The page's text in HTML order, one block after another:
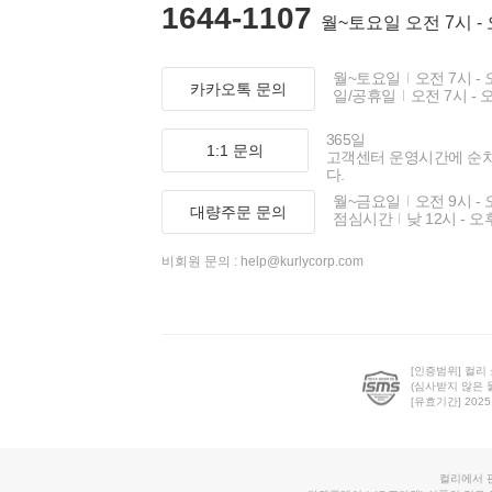
1644-1107 월~토요일 오전 7시 -
카카오톡 문의
월~토요일
오전 7시 -
일/공휴일
오전 7시 -
1:1 문의
365일
고객센터 운영시간에 순
다.
대량주문 문의
월~금요일
오전 9시 -
점심시간
낮 12시 - 오
비회원 문의 : help@kurlycorp.com
[인증범위] 컬리
(심사받지 않은
[유효기간]
컬리에서